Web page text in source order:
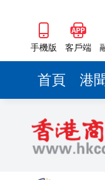
手機版 客戶端
首頁 港